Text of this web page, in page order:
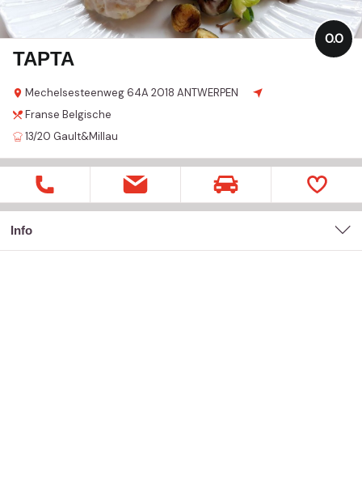
TAPTA
Mechelsesteenweg64A 2018 ANTWERPEN
0.0
Franse Belgische
13/20 Gault&Millau
Info